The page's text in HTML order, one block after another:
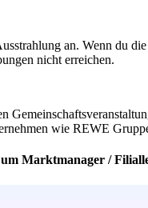
an. Wenn du
nicht erreichen.
wie REWE
Marktmanager /